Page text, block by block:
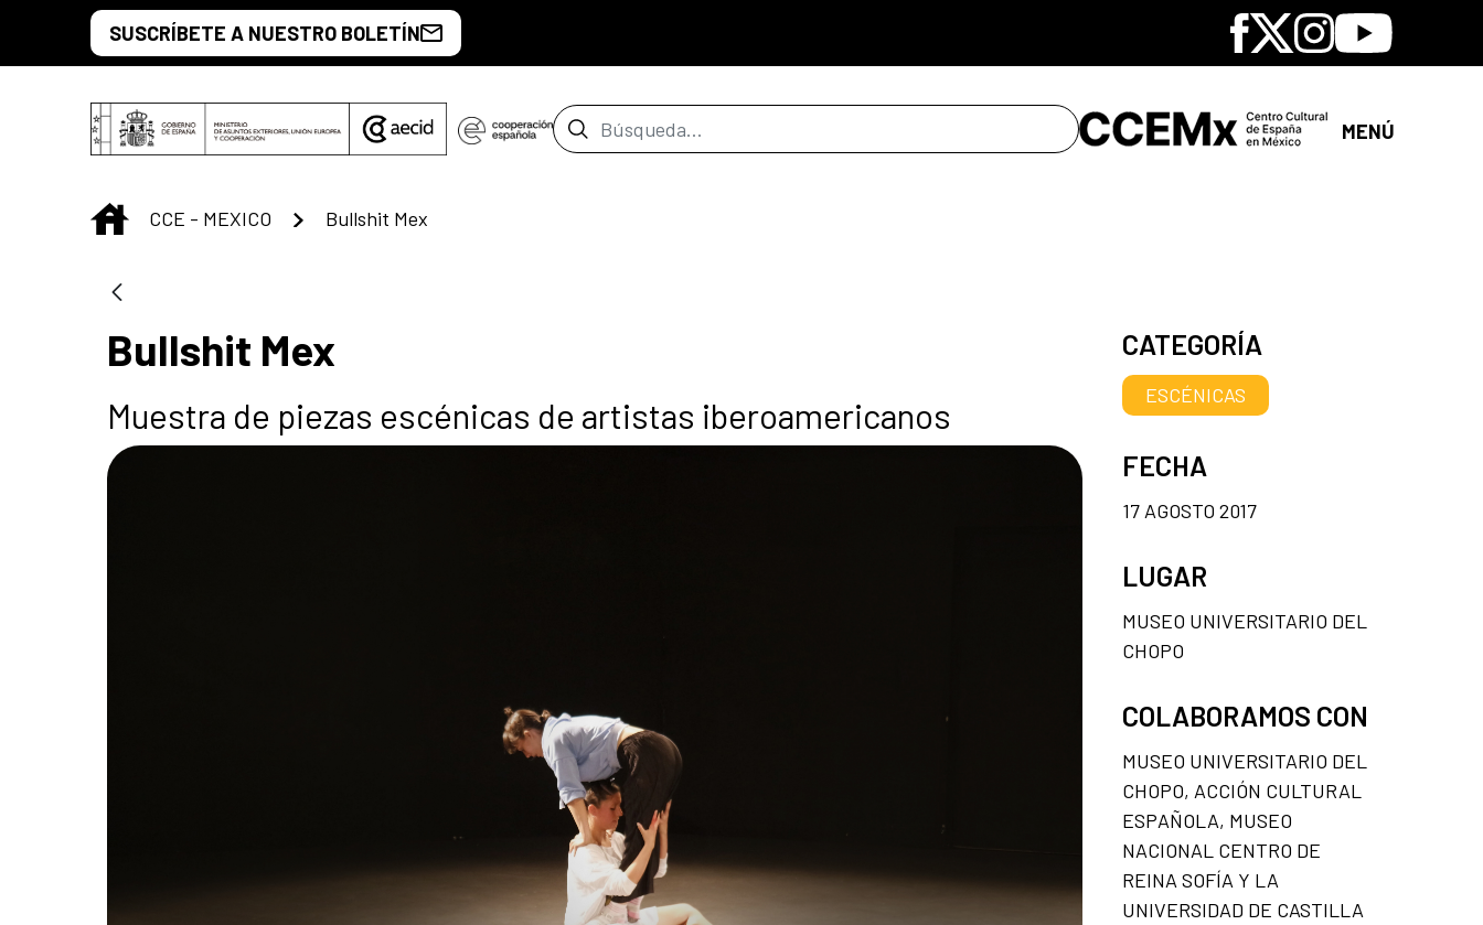
Saltar al contenido principal
SUSCRÍBETE A NUESTRO BOLETÍN Facebook
X Instagram
Youtube
Barra de búsqueda MENÚ
INICIO
CCE - MEXICO Bullshit Mex
Bullshit Mex
Muestra de piezas escénicas de artistas iberoamericanos
CATEGORÍA
ESCÉNICAS
FECHA
17 AGOSTO 2017
LUGAR
MUSEO UNIVERSITARIO DEL
CHOPO
COLABORAMOS CON
MUSEO UNIVERSITARIO DEL
CHOPO, ACCIÓN CULTURAL
ESPAÑOLA, MUSEO
NACIONAL CENTRO DE
REINA SOFÍA Y LA
UNIVERSIDAD DE CASTILLA